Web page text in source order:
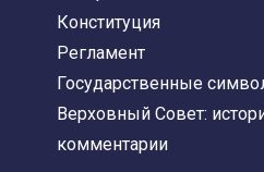
Конституция
Регламент
Государственные
Верховный Совет:
комментарии